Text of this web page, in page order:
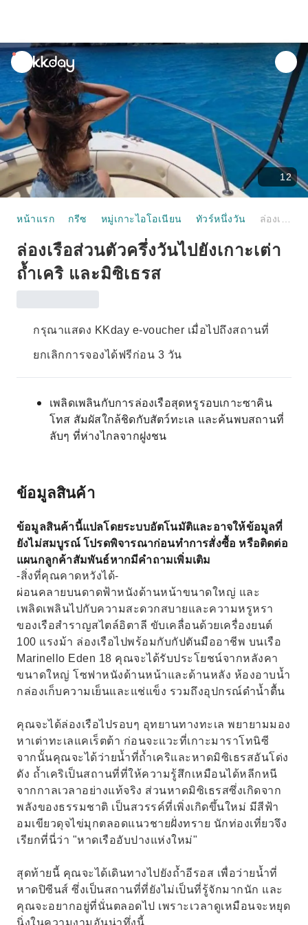
unread
notifications
12
หน้าแรก กรีซ หมู่เกาะไอโอเนียน ทัวร์หนึ่งวัน
ล่องเรือส่วนตัวครึ่งวันไปยังเกาะเต่า
ถ้ำเคริ และมิซิเธรส
กรุณาแสดง KKday e-voucher เมื่อไปถึงสถานที่
ยกเลิกการจองได้ฟรีก่อน 3 วัน
เพลิดเพลินกับการล่องเรือสุดหรูรอบเกาะซาคิน
โทส สัมผัสใกล้ชิดกับสัตว์ทะเล และค้นพบสถานที่
ลับๆ ที่ห่างไกลจากฝูงชน
ข้อมูลสินค้า
ข้อมูลสินค้านี้แปลโดยระบบอัตโนมัติและอาจให้ข้อมูลที่
ยังไม่สมบูรณ์ โปรดพิจารณาก่อนทำการสั่งซื้อ หรือติดต่อ
แผนกลูกค้าสัมพันธ์หากมีคำถามเพิ่มเติม
-สิ่งที่คุณคาดหวังได้-
ผ่อนคลายบนดาดฟ้าหนังด้านหน้าขนาดใหญ่ และ
เพลิดเพลินไปกับความสะดวกสบายและความหรูหรา
ของเรือสำราญสไตล์อิตาลี ขับเคลื่อนด้วยเครื่องยนต์
100 แรงม้า ล่องเรือไปพร้อมกับกัปตันมืออาชีพ บนเรือ
Marinello Eden 18 คุณจะได้รับประโยชน์จากหลังคา
ขนาดใหญ่ โซฟาหนังด้านหน้าและด้านหลัง ห้องอาบน้ำ
กล่องเก็บความเย็นและแช่แข็ง รวมถึงอุปกรณ์ดำน้ำตื้น
คุณจะได้ล่องเรือไปรอบๆ อุทยานทางทะเล พยายามมอง
หาเต่าทะเลแคเร็ตต้า ก่อนจะแวะที่เกาะมาราโทนิซี
จากนั้นคุณจะได้ว่ายน้ำที่ถ้ำเคริและหาดมิซิเธรสอันโด่ง
ดัง ถ้ำเคริเป็นสถานที่ที่ให้ความรู้สึกเหมือนได้หลีกหนี
จากกาลเวลาอย่างแท้จริง ส่วนหาดมิซิเธรสซึ่งเกิดจาก
พลังของธรรมชาติ เป็นสวรรค์ที่เพิ่งเกิดขึ้นใหม่ มีสีฟ้า
อมเขียวดุจไข่มุกตลอดแนวชายฝั่งทราย นักท่องเที่ยวจึง
เรียกที่นี่ว่า "หาดเรืออับปางแห่งใหม่"
สุดท้ายนี้ คุณจะได้เดินทางไปยังถ้ำอีรอส เพื่อว่ายน้ำที่
หาดปิซีนส์ ซึ่งเป็นสถานที่ที่ยังไม่เป็นที่รู้จักมากนัก และ
คุณจะอยากอยู่ที่นั่นตลอดไป เพราะเวลาดูเหมือนจะหยุด
นิ่งในความงามอันน่าทึ่งนี้